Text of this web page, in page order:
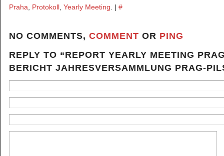
Praha
Protokoll Yearly Meeting . | #
NO COMMENTS, COMMENT OR PING
REPLY TO “REPORT YEARLY MEETING
BERICHT JAHRESVERSAMMLUNG PRAG-